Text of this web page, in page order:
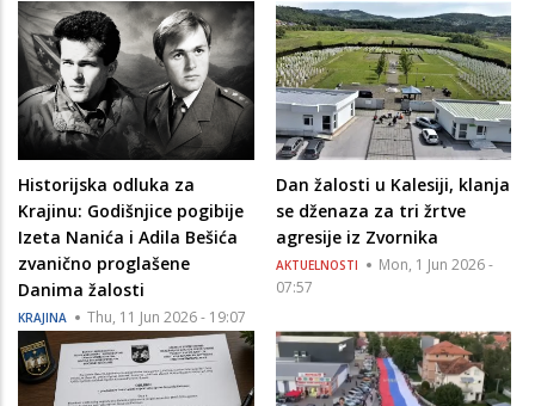
Historijska odluka za
Krajinu: Godišnjice pogibije
Izeta Nanića i Adila Bešića
zvanično proglašene
Danima žalosti
KRAJINA Thu, 11 Jun 2026 - 19:07
Dan žalosti u Kalesiji, klanja
se dženaza za tri žrtve
agresije iz Zvornika
AKTUELNOSTI
Mon, 1 Jun 2026 -
07:57